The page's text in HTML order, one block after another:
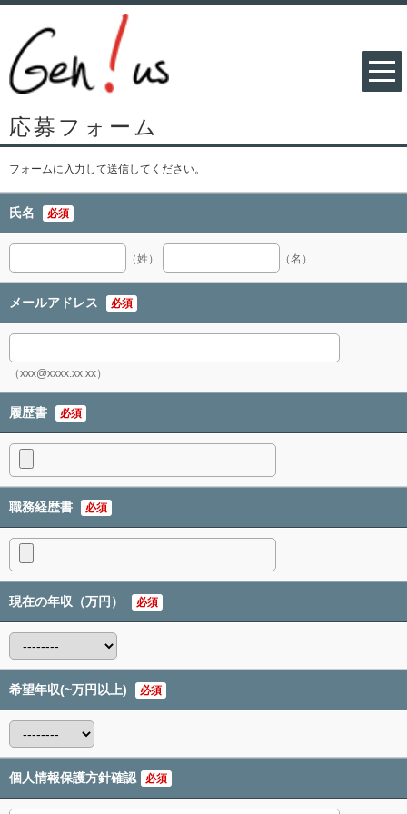
応募フォーム
フォームに入力して送信してください。
氏名 必須
（姓） （名）
メールアドレス 必須
（xxx@xxxx.xx.xx）
履歴書 必須
職務経歴書 必須
現在の年収（万円） 必須
希望年収(~万円以上) 必須
個人情報保護方針確認 必須